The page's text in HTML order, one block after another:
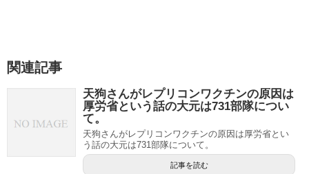
関連記事
天狗さんがレプリコンワクチンの原因は
厚労省という話の大元は731部隊につい
て。
天狗さんがレプリコンワクチンの原因は厚労省とい
う話の大元は731部隊について。
記事を読む